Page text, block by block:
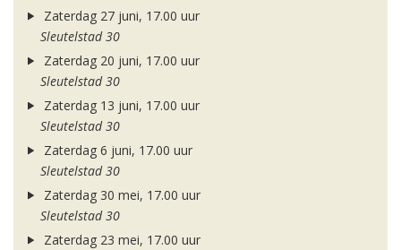
Zaterdag 27 juni, 17.00 uur
Sleutelstad 30
Zaterdag 20 juni, 17.00 uur
Sleutelstad 30
Zaterdag 13 juni, 17.00 uur
Sleutelstad 30
Zaterdag 6 juni, 17.00 uur
Sleutelstad 30
Zaterdag 30 mei, 17.00 uur
Sleutelstad 30
Zaterdag 23 mei, 17.00 uur